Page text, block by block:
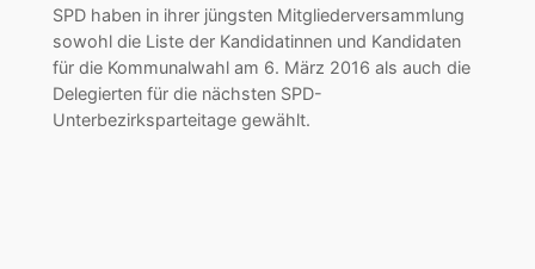
SPD haben in ihrer jüngsten Mitgliederversammlung
sowohl die Liste der Kandidatinnen und Kandidaten
für die Kommunalwahl am 6. März 2016 als auch die
Delegierten für die nächsten SPD-
Unterbezirksparteitage gewählt.